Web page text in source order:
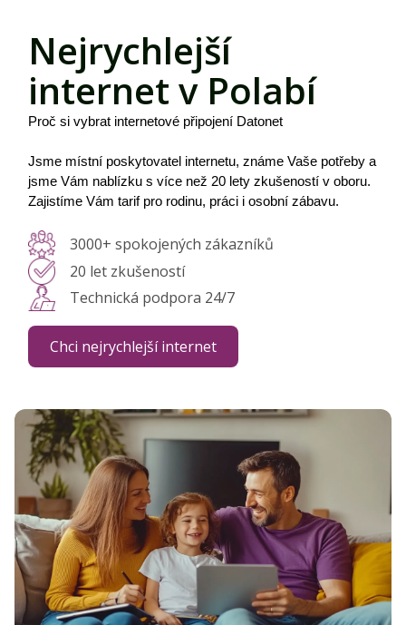
Nejrychlejší
internet v Polabí
Proč si vybrat internetové připojení Datonet
Jsme místní poskytovatel internetu, známe Vaše potřeby a
jsme Vám nablízku s více než 20 lety zkušeností v oboru.
Zajistíme Vám tarif pro rodinu, práci i osobní zábavu.
3000+ spokojených zákazníků
20 let zkušeností
Technická podpora 24/7
Chci nejrychlejší internet